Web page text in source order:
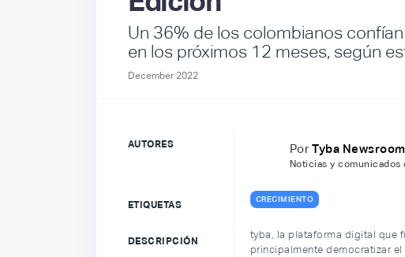
Un 36% de los colombianos
en los próximos 12 meses, según
December 2022
AUTORES Por Tyba Newsroom
Noticias y comunicados
ETIQUETAS
CRECIMIENTO
DESCRIPCIÓN
tyba, la plataforma digital que
principalmente democratizar